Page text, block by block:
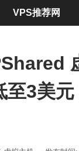
至3美
VPS推荐网